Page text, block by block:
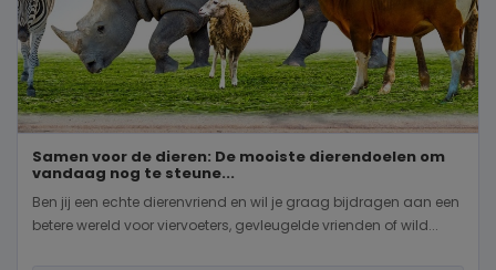
Samen voor de dieren: De mooiste dierendoelen om
vandaag nog te steune...
Ben jij een echte dierenvriend en wil je graag bijdragen aan een
betere wereld voor viervoeters, gevleugelde vrienden of wild...